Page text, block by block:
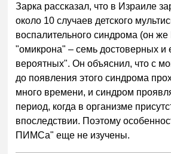
Зарка рассказал, что в Израиле
около 10 случаев детского
воспалительного синдрома (он же
"омикрона" – семь достоверных и
вероятных". Он объяснил, что с
до появления этого синдрома
много времени, и синдром
период, когда в организме
впоследствии. Поэтому
ПИМСа" еще не изучены.